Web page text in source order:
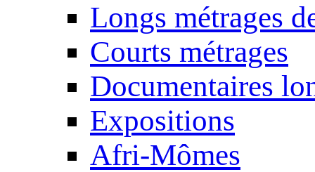
Longs métrages
Courts métrages
Documentaires
Expositions
Afri-Mômes